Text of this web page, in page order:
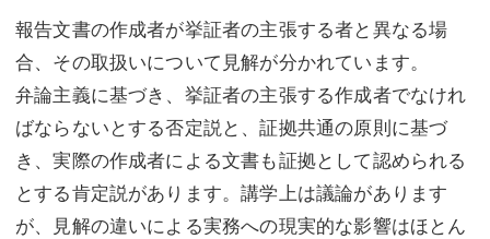
報告文書の作成者が挙証者の主張する者と異なる場
合、その取扱いについて見解が分かれています。
弁論主義に基づき、挙証者の主張する作成者でなけれ
ばならないとする否定説と、証拠共通の原則に基づ
き、実際の作成者による文書も証拠として認められる
とする肯定説があります。講学上は議論があります
が、見解の違いによる実務への現実的な影響はほとん